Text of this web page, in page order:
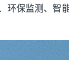
环保监测、智